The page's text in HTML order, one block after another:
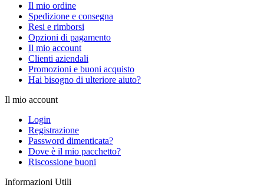
Il mio ordine
Spedizione e consegna
Resi e rimborsi
Opzioni di pagamento
Il mio account
Clienti aziendali
Promozioni e buoni acquisto
Hai bisogno di ulteriore aiuto?
Il mio account
Login
Registrazione
Password dimenticata?
Dove è il mio pacchetto?
Riscossione buoni
Informazioni Utili